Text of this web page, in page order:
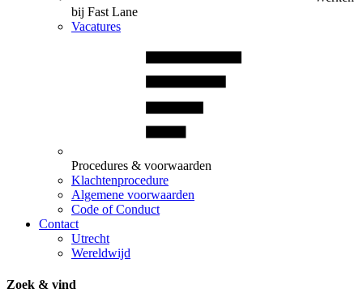
bij Fast Lane
Vacatures
Procedures & voorwaarden
Klachtenprocedure
Algemene voorwaarden
Code of Conduct
Contact
Utrecht
Wereldwijd
Zoek & vind